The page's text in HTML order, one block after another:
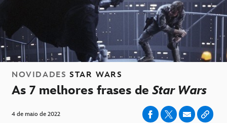
NOVIDADES STAR WARS
As 7 melhores frases deStar Wars
4 de maio de 2022